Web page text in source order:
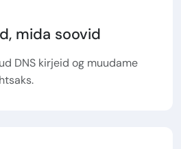
mida soovid
DNS kirjeid og muudame